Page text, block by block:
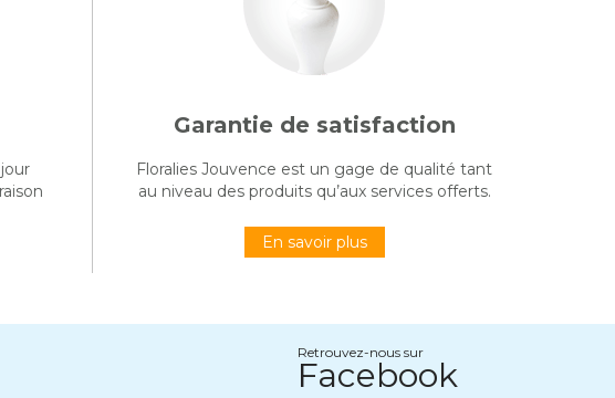
Garantie de satisfaction
Floralies Jouvence est un gage de qualité tant
au niveau des produits qu’aux services offerts.
En savoir plus
Retrouvez-nous sur
Facebook